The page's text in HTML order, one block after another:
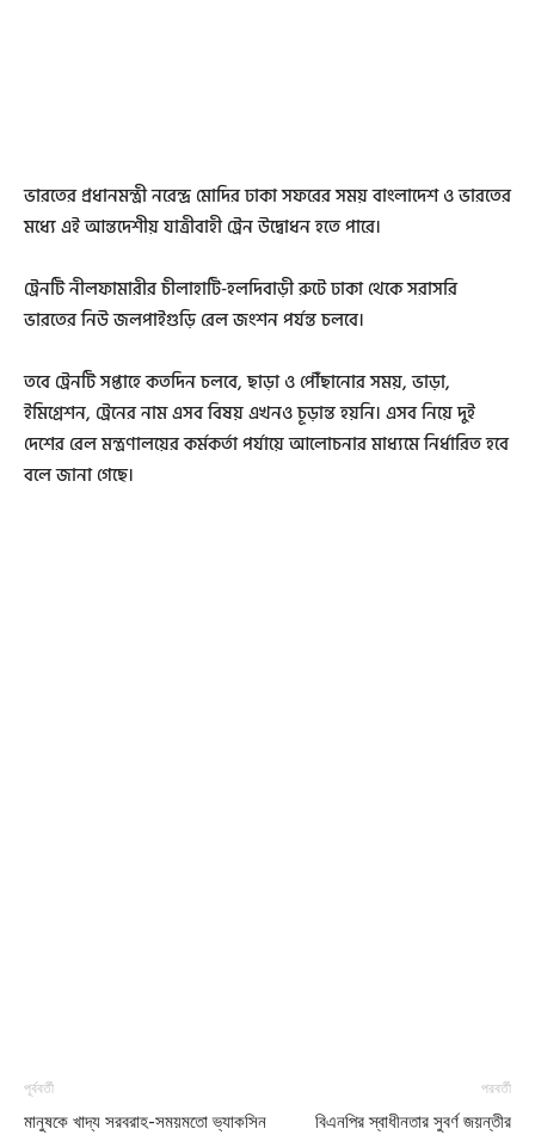
ভারতের প্রধানমন্ত্রী নরেন্দ্র মোদির ঢাকা সফরের সময় বাংলাদেশ ও ভারতের
মধ্যে এই আন্তদেশীয় যাত্রীবাহী ট্রেন উদ্বোধন হতে পারে।
ট্রেনটি নীলফামারীর চীলাহাটি-হলদিবাড়ী রুটে ঢাকা থেকে সরাসরি
ভারতের নিউ জলপাইগুড়ি রেল জংশন পর্যন্ত চলবে।
তবে ট্রেনটি সপ্তাহে কতদিন চলবে, ছাড়া ও পৌঁছানোর সময়, ভাড়া,
ইমিগ্রেশন, ট্রেনের নাম এসব বিষয় এখনও চূড়ান্ত হয়নি। এসব নিয়ে দুই
দেশের রেল মন্ত্রণালয়ের কর্মকর্তা পর্যায়ে আলোচনার মাধ্যমে নির্ধারিত হবে
বলে জানা গেছে।
পূর্ববর্তী
মানুষকে খাদ্য সরবরাহ-সময়মতো ভ্যাকসিন
পরবর্তী
বিএনপির স্বাধীনতার সুবর্ণ জয়ন্তীর